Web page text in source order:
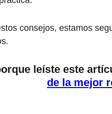
consejos, estamos
leíste este
de la mejor